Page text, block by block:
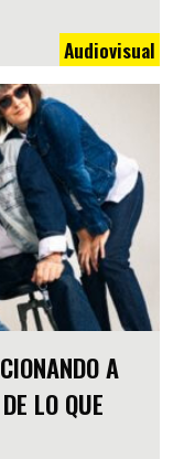
Audiovisual
A
LO QUE